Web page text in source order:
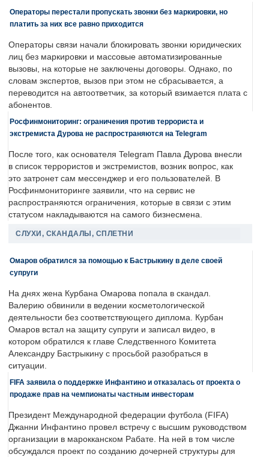
Операторы перестали пропускать звонки без маркировки, но
платить за них все равно приходится
Операторы связи начали блокировать звонки юридических
лиц без маркировки и массовые автоматизированные
вызовы, на которые не заключены договоры. Однако, по
словам экспертов, вызов при этом не сбрасывается, а
переводится на автоответчик, за который взимается плата с
абонентов.
Росфинмониторинг: ограничения против террориста и
экстремиста Дурова не распространяются на Telegram
После того, как основателя Telegram Павла Дурова внесли
в список террористов и экстремистов, возник вопрос, как
это затронет сам мессенджер и его пользователей. В
Росфинмониторинге заявили, что на сервис не
распространяются ограничения, которые в связи с этим
статусом накладываются на самого бизнесмена.
СЛУХИ, СКАНДАЛЫ, СПЛЕТНИ
Омаров обратился за помощью к Бастрыкину в деле своей
супруги
На днях жена Курбана Омарова попала в скандал.
Валерию обвинили в ведении косметологической
деятельности без соответствующего диплома. Курбан
Омаров встал на защиту супруги и записал видео, в
котором обратился к главе Следственного Комитета
Александру Бастрыкину с просьбой разобраться в
ситуации.
FIFA заявила о поддержке Инфантино и отказалась от проекта о
продаже прав на чемпионаты частным инвесторам
Президент Международной федерации футбола (FIFA)
Джанни Инфантино провел встречу с высшим руководством
организации в марокканском Рабате. На ней в том числе
обсуждался проект по созданию дочерней структуры для